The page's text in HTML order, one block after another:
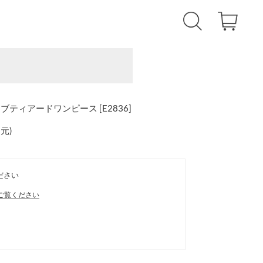
ティアードワンピース [E2836]
)
さい
覧ください